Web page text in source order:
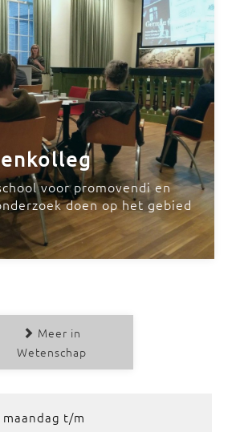
voor promovendi en
doen op het gebied
Meer in
Wetenschap
maandag t/m